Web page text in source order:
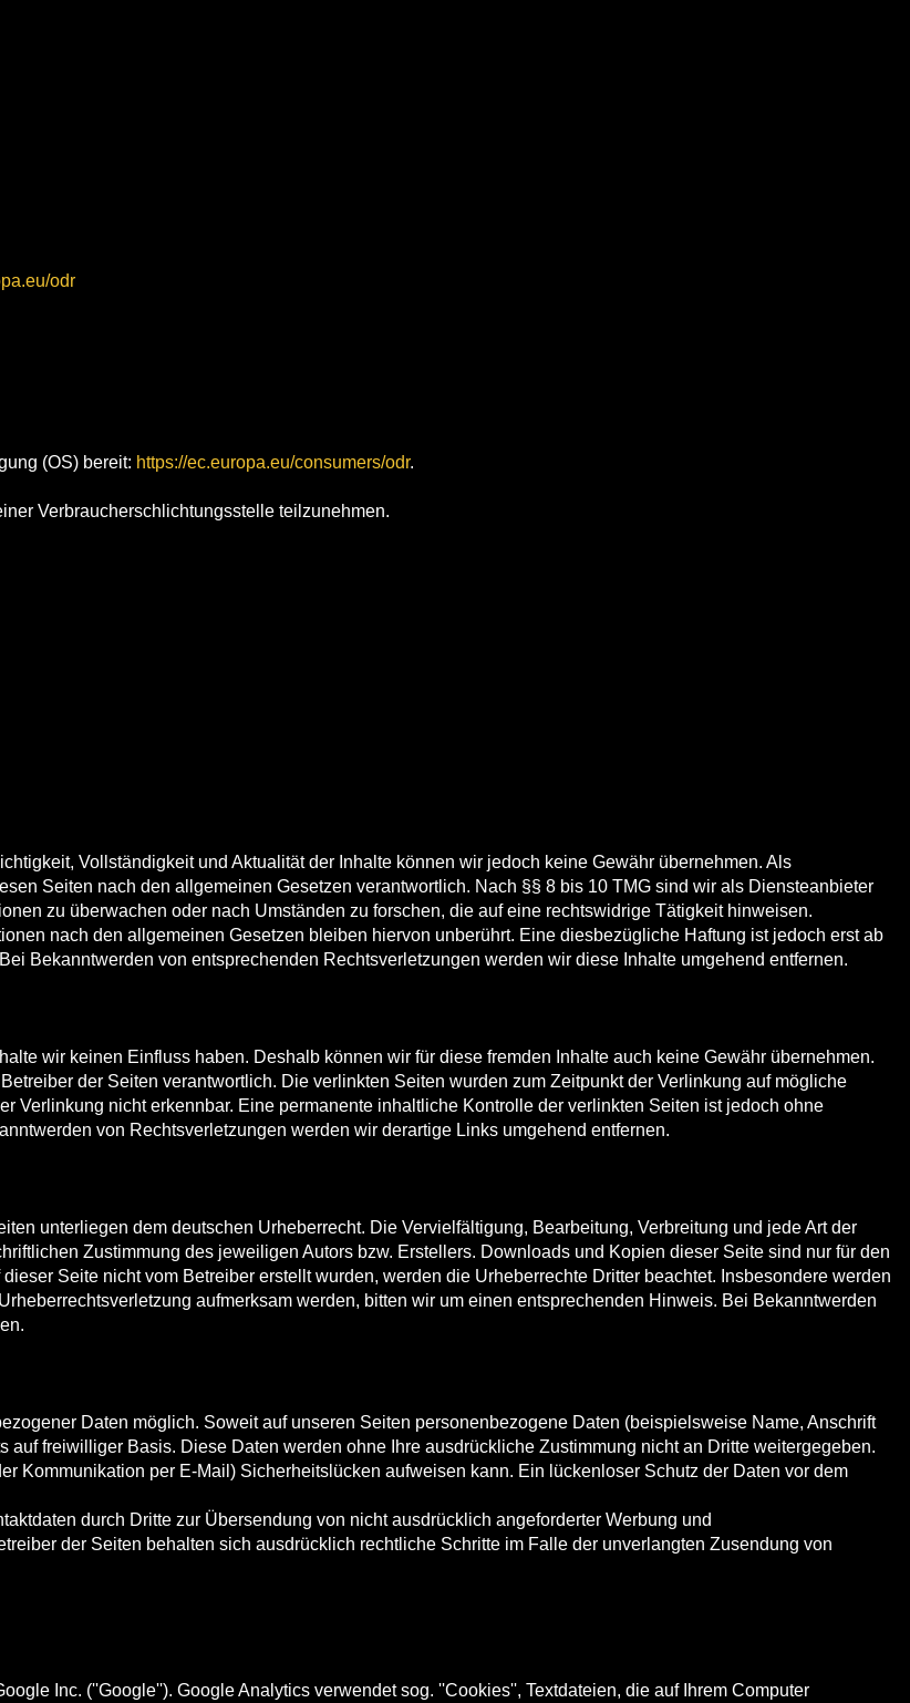
odr
(OS) bereit: https://ec.europa.eu/consumers/odr.
Verbraucherschlichtungsstelle teilzunehmen.
Vollständigkeit und Aktualität der Inhalte können wir jedoch keine Gewähr übernehmen. Als
Seiten nach den allgemeinen Gesetzen verantwortlich. Nach §§ 8 bis 10 TMG sind wir als Diensteanbieter
zu überwachen oder nach Umständen zu forschen, die auf eine rechtswidrige Tätigkeit hinweisen.
nach den allgemeinen Gesetzen bleiben hiervon unberührt. Eine diesbezügliche Haftung ist jedoch erst ab
Bekanntwerden von entsprechenden Rechtsverletzungen werden wir diese Inhalte umgehend entfernen.
wir keinen Einfluss haben. Deshalb können wir für diese fremden Inhalte auch keine Gewähr übernehmen.
der Seiten verantwortlich. Die verlinkten Seiten wurden zum Zeitpunkt der Verlinkung auf mögliche
Verlinkung nicht erkennbar. Eine permanente inhaltliche Kontrolle der verlinkten Seiten ist jedoch ohne
von Rechtsverletzungen werden wir derartige Links umgehend entfernen.
unterliegen dem deutschen Urheberrecht. Die Vervielfältigung, Bearbeitung, Verbreitung und jede Art der
Zustimmung des jeweiligen Autors bzw. Erstellers. Downloads und Kopien dieser Seite sind nur für den
Seite nicht vom Betreiber erstellt wurden, werden die Urheberrechte Dritter beachtet. Insbesondere werden
aufmerksam werden, bitten wir um einen entsprechenden Hinweis. Bei Bekanntwerden
Daten möglich. Soweit auf unseren Seiten personenbezogene Daten (beispielsweise Name, Anschrift
freiwilliger Basis. Diese Daten werden ohne Ihre ausdrückliche Zustimmung nicht an Dritte weitergegeben.
Kommunikation per E-Mail) Sicherheitslücken aufweisen kann. Ein lückenloser Schutz der Daten vor dem
durch Dritte zur Übersendung von nicht ausdrücklich angeforderter Werbung und
der Seiten behalten sich ausdrücklich rechtliche Schritte im Falle der unverlangten Zusendung von
Inc. (''Google''). Google Analytics verwendet sog. ''Cookies'', Textdateien, die auf Ihrem Computer